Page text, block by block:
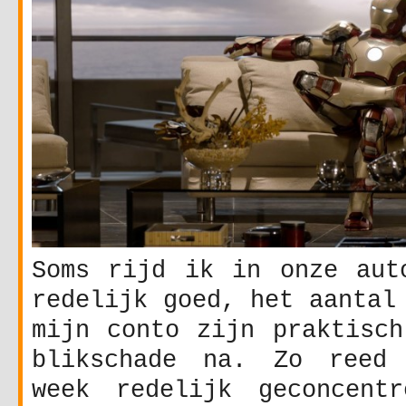
Soms rijd ik in onze
redelijk goed, het aantal
mijn conto zijn
blikschade na. Zo
week redelijk